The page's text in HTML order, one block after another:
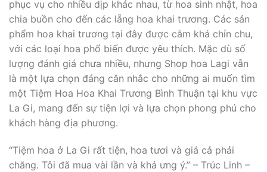
phục vụ cho nhiều dịp khác nhau, từ hoa sinh nhật, hoa
chia buồn cho đến các lẵng hoa khai trương. Các sản
phẩm hoa khai trương tại đây được cắm khá chỉn chu,
với các loại hoa phổ biến được yêu thích. Mặc dù số
lượng đánh giá chưa nhiều, nhưng Shop hoa Lagi vẫn
là một lựa chọn đáng cân nhắc cho những ai muốn tìm
một Tiệm Hoa Hoa Khai Trương Bình Thuận tại khu vực
La Gi, mang đến sự tiện lợi và lựa chọn phong phú cho
khách hàng địa phương.
“Tiệm hoa ở La Gi rất tiện, hoa tươi và giá cả phải
chăng. Tôi đã mua vài lần và khá ưng ý.” – Trúc Linh –